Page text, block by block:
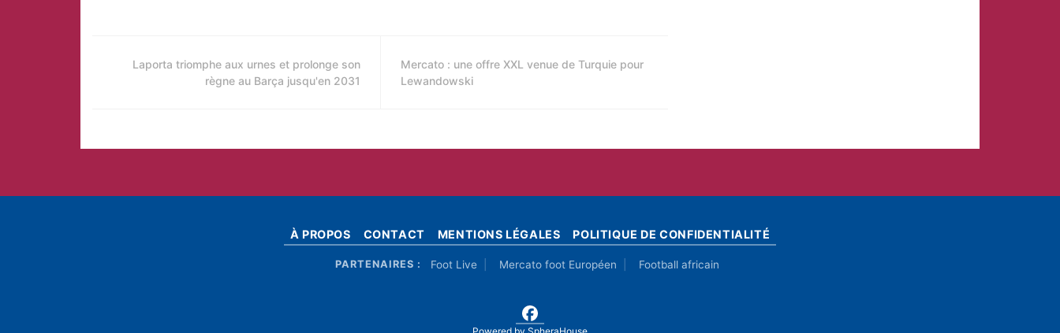
Laporta triomphe aux urnes et prolonge son
règne au Barça jusqu'en 2031
Mercato : une offre XXL venue de Turquie pour
Lewandowski
À PROPOS CONTACT MENTIONS LÉGALES POLITIQUE DE CONFIDENTIALITÉ
PARTENAIRES : Foot Live Mercato foot Européen Football africain